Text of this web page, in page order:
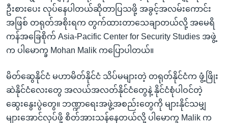
ဦးစားပေး လုပ်နေပါတယ်ဆိုတာပြသဖို့ အခွင့်အလမ်းကောင်း
အဖြစ် တရုတ်အစိုးရက တွက်ထားတာသေချာတယ်လို့ အမေရိ
ကန်အခြေစိုက် Asia-Pacific Center for Security Studies အဖွဲ့
က ပါမောက္ခ Mohan Malik ကပြောပါတယ်။
မိတ်ဆွေနိုင်ငံ မဟာမိတ်နိုင်ငံ သိပ်မများတဲ့ တရုတ်နိုင်ငံက ဖွံ့ဖြိုး
ဆဲနိုင်ငံလေးတွေ အလယ်အလတ်နိုင်ငံတွေနဲ့ နိုင်ငံစုံပါဝင်တဲ့
ဆွေးနွေးပွဲတွေ။ ဘဏ္ဍာရေးအဖွဲ့အစည်းတွေကို များနိုင်သမျှ
များအောင်လုပ်ဖို့ စိတ်အားသန်နေတယ်လို့ ပါမောက္ခ Malik က